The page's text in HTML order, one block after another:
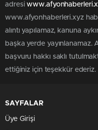
adresi
www.afyonhaberleri.xyz
alıntı yapılamaz, kanuna
başka yerde yayınlanamaz.
başvuru hakkı saklı
ettiğiniz için teşekkür ederiz.
SAYFALAR
Üye Girişi